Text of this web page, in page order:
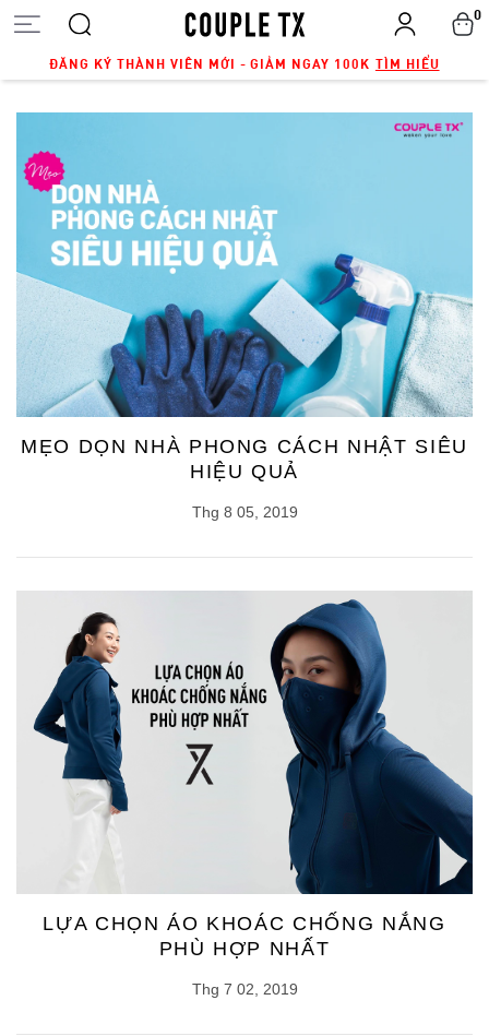
ĐĂNG KÝ THÀNH VIÊN MỚI - GIẢM NGAY 100K TÌM HIỂU
0
MẸO DỌN NHÀ PHONG CÁCH NHẬT SIÊU
HIỆU QUẢ
Thg 8 05, 2019
LỰA CHỌN ÁO KHOÁC CHỐNG NẮNG
PHÙ HỢP NHẤT
Thg 7 02, 2019